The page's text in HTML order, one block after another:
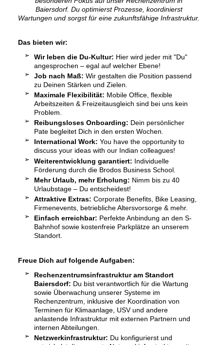
Baiersdorf. Du optimierst Prozesse, koordinierst
Wartungen und sorgst für eine zukunftsfähige Infrastruktur.
Das bieten wir:
Wir leben die Du-Kultur: Hier wird jeder mit "Du"
angesprochen – egal auf welcher Ebene!
Job nach Maß: Wir gestalten die Position passend
zu Deinen Stärken und Zielen.
Maximale Flexibilität: Mobile Office, flexible
Arbeitszeiten & Freizeitausgleich sind bei uns kein
Problem.
Reibungsloses Onboarding: Dein persönlicher
Pate begleitet Dich in den ersten Wochen.
International Work:You have the opportunity to
discuss your ideas with our Indian colleagues!
Weiterentwicklung garantiert: Individuelle
Förderung durch die Brodos Business School.
Mehr Urlaub, mehr Erholung: Nimm bis zu 40
Urlaubstage – Du entscheidest!
Attraktive Extras:Corporate Benefits, Bike Leasing,
Firmenevents, betriebliche Altersvorsorge & mehr.
Einfach erreichbar: Perfekte Anbindung an den S-
Bahnhof sowie kostenfreie Parkplätze an unserem
Standort.
Freue Dich auf folgende Aufgaben:
Rechenzentrumsinfrastruktur am Standort
Baiersdorf: Du bist verantwortlich für die Wartung
sowie Überwachung unserer Systeme im
Rechenzentrum, inklusive der Koordination von
Terminen für Klimaanlage, USV und andere
anlastende Infrastruktur mit externen Partnern und
internen Abteilungen.
Netzwerkinfrastruktur: Du konfigurierst und